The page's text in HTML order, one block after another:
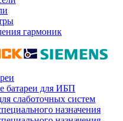
гармоник
батареи для ИБП
слаботочных систем
назначения